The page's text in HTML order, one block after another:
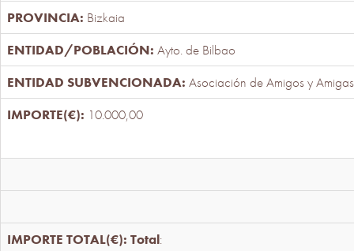
Bizkaia
Ayto. de Bilbao
Asociación de Amigos y
10.000,00
Total: